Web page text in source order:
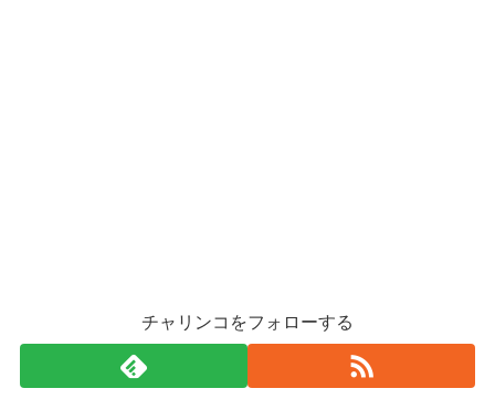
チャリンコをフォローする